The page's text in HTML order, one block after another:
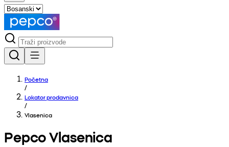
Početna
/
Lokator prodavnica
/
Vlasenica
Pepco Vlasenica